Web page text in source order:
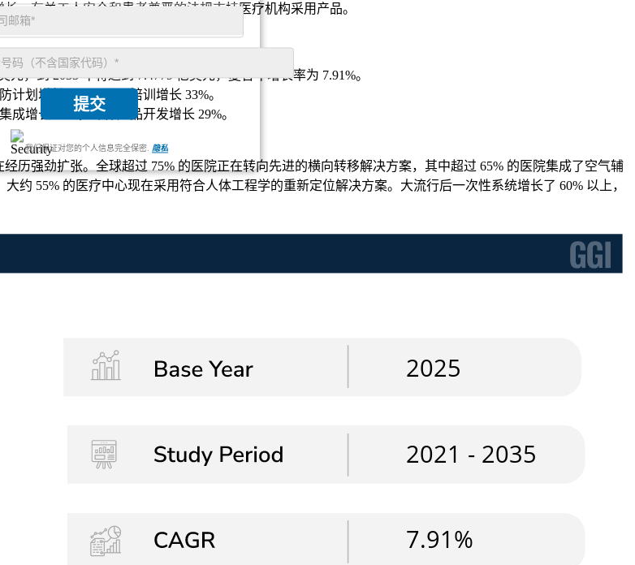
提交
我们保证对您的个人信息完全保密. 隐私
。有关工人安全和患者尊严的法规支持医疗机构采用产品。
，到 2033 年将达到 7.4779 亿美元，复合年增长率为 7.91%。
划增长 38%，员工培训增长 33%。
增长 36%，环保产品开发增长 29%。
历强劲扩张。全球超过 75% 的医院正在转向先进的横向转移解决方案，其中超过 65% 的医院集成了空气辅
约 55% 的医疗中心现在采用符合人体工程学的重新定位解决方案。大流行后一次性系统增长了 60% 以上，